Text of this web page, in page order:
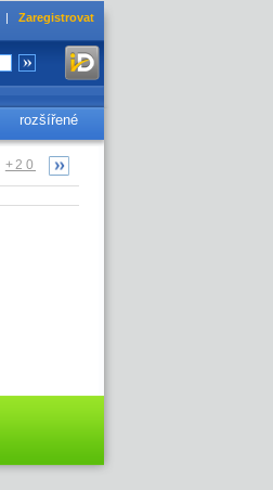
| Zaregistrovat
rozšířené
+20